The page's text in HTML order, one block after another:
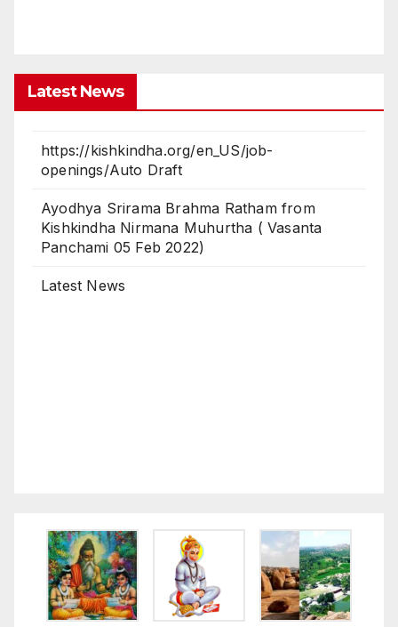
Latest News
https://kishkindha.org/en_US/job-
openings/Auto Draft
Ayodhya Srirama Brahma Ratham from
Kishkindha Nirmana Muhurtha ( Vasanta
Panchami 05 Feb 2022)
Latest News